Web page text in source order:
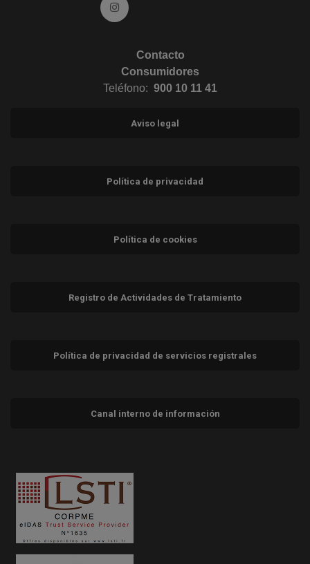
Ir a Instagram (abre en ventana nueva)
Contacto
Consumidores
Teléfono: 900 10 11 41
Aviso legal
Política de privacidad
Política de cookies
Registro de Actividades de Tratamiento
Política de privacidad de servicios registrales
Canal interno de información